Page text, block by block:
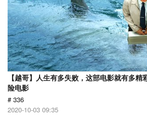
【越哥】人生有多失败，这部电影就有多
险电影
# 336
2020-10-03 09:35